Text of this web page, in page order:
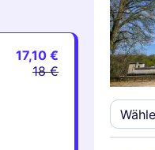
17,10 €
18 €